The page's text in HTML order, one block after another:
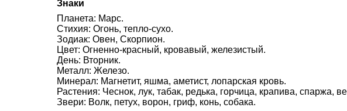
Знаки
Планета: Марс.
Стихия: Огонь, тепло-сухо.
Зодиак: Овен, Скорпион.
Цвет: Огненно-красный, кровавый, железистый.
День: Вторник.
Металл: Железо.
Минерал: Магнетит, яшма, аметист, лопарская кровь.
Растения: Чеснок, лук, табак, редька, горчица, крапива, спаржа,
Звери: Волк, петух, ворон, гриф, конь, собака.